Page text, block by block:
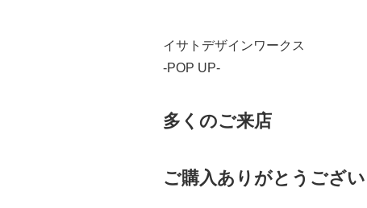
イサトデザインワークス
-POP UP-
多くのご来店
ご購入ありがとうござ